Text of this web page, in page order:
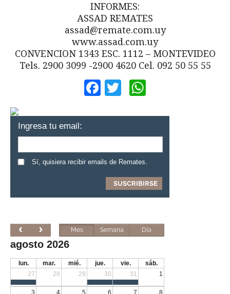
INFORMES:
ASSAD REMATES
assad@remate.com.uy
www.assad.com.uy
CONVENCION 1343 ESC. 1112 – MONTEVIDEO
Tels. 2900 3099 -2900 4620 Cel. 092 50 55 55
Facebook
Twitter
Ingresa tu email:
Sí, quisiera recibir emails de Remates.
Mes Semana Día
agosto 2026
lun. mar. mié. jue. vie.
sáb.
27
28 29 30 31 1
3 4 5 6 7 8